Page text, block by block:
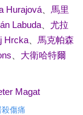
Hurajová、 馬里
Labuda、 尤拉
Hrcka、 馬克帕森
大衛哈特爾
Magat
傷痛